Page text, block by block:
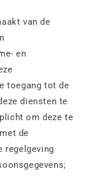
van de
en
toegang tot de
diensten te
om deze te
de
regelgeving